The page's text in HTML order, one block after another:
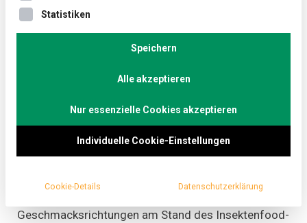
25. Januar 2020
Foodies
Genuss im Gesamtkontext zwischen ökologischer
Food-Trends, die unsere Ernährung in Zukunft
mitbestimmen sollen, erwartet diejenigen die sich
auf die Trend-Tour auf der Grünen Woche in
Berlin machen. Wir haben die Tour ausprobiert.
in allerlei
Geschmacksrichtungen am Stand des Insektenfood-
Statistiken
Speichern
Alle akzeptieren
Nur essenzielle Cookies akzeptieren
Individuelle Cookie-Einstellungen
Cookie-Details Datenschutzerklärung